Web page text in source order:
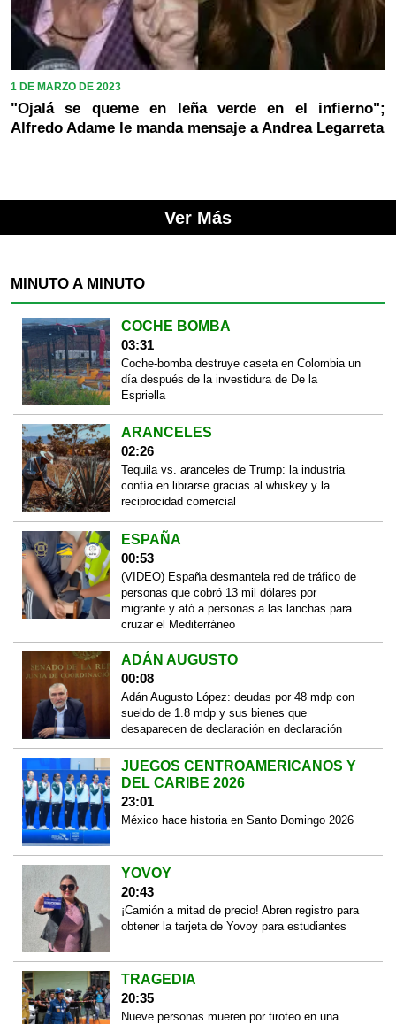
1 DE MARZO DE 2023
"Ojalá se queme en leña verde en el infierno";
Alfredo Adame le manda mensaje a Andrea Legarreta
Ver Más
MINUTO A MINUTO
COCHE BOMBA
03:31
Coche-bomba destruye caseta en Colombia un
día después de la investidura de De la
Espriella
ARANCELES
02:26
Tequila vs. aranceles de Trump: la industria
confía en librarse gracias al whiskey y la
reciprocidad comercial
ESPAÑA
00:53
(VIDEO) España desmantela red de tráfico de
personas que cobró 13 mil dólares por
migrante y ató a personas a las lanchas para
cruzar el Mediterráneo
ADÁN AUGUSTO
00:08
Adán Augusto López: deudas por 48 mdp con
sueldo de 1.8 mdp y sus bienes que
desaparecen de declaración en declaración
JUEGOS CENTROAMERICANOS Y
DEL CARIBE 2026
23:01
México hace historia en Santo Domingo 2026
YOVOY
20:43
¡Camión a mitad de precio! Abren registro para
obtener la tarjeta de Yovoy para estudiantes
TRAGEDIA
20:35
Nueve personas mueren por tiroteo en una